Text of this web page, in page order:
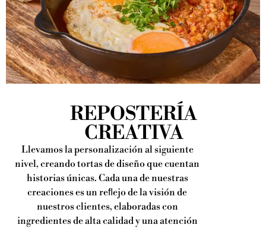
REPOSTERÍA
CREATIVA
Llevamos la personalización al siguiente
nivel, creando tortas de diseño que cuentan
historias únicas. Cada una de nuestras
creaciones es un reﬂejo de la visión de
nuestros clientes, elaboradas con
ingredientes de alta calidad y una atención